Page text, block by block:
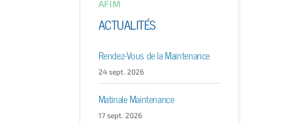
AFIM
ACTUALITÉS
Rendez-Vous de la Maintenance
24 sept. 2026
Matinale Maintenance
17 sept. 2026